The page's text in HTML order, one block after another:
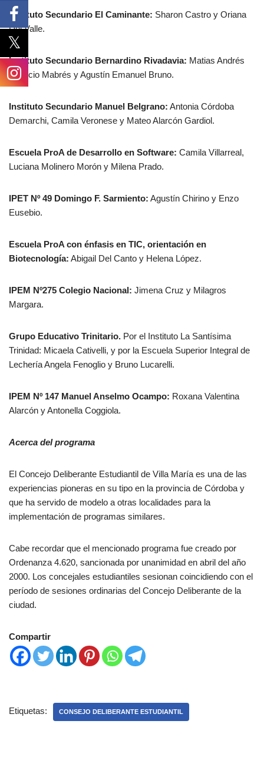
Instituto Secundario El Caminante: Sharon Castro y Oriana
Del Valle.
Instituto Secundario Bernardino Rivadavia: Matias Andrés
Dionicio Mabrés y Agustín Emanuel Bruno.
Instituto Secundario Manuel Belgrano: Antonia Córdoba
Demarchi, Camila Veronese y Mateo Alarcón Gardiol.
Escuela ProA de Desarrollo en Software: Camila Villarreal,
Luciana Molinero Morón y Milena Prado.
IPET Nº 49 Domingo F. Sarmiento: Agustín Chirino y Enzo
Eusebio.
Escuela ProA con énfasis en TIC, orientación en
Biotecnología: Abigail Del Canto y Helena López.
IPEM Nº275 Colegio Nacional: Jimena Cruz y Milagros
Margara.
Grupo Educativo Trinitario. Por el Instituto La Santísima
Trinidad: Micaela Cativelli, y por la Escuela Superior Integral de
Lechería Angela Fenoglio y Bruno Lucarelli.
IPEM Nº 147 Manuel Anselmo Ocampo: Roxana Valentina
Alarcón y Antonella Coggiola.
Acerca del programa
El Concejo Deliberante Estudiantil de Villa María es una de las
experiencias pioneras en su tipo en la provincia de Córdoba y
que ha servido de modelo a otras localidades para la
implementación de programas similares.
Cabe recordar que el mencionado programa fue creado por
Ordenanza 4.620, sancionada por unanimidad en abril del año
2000. Los concejales estudiantiles sesionan coincidiendo con el
período de sesiones ordinarias del Concejo Deliberante de la
ciudad.
Compartir
Etiquetas: CONSEJO DELIBERANTE ESTUDIANTIL